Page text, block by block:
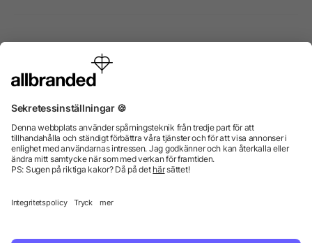
Internationellt
enbart till företag, institutioner, föreningar och